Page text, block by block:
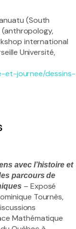
(South
international
Université,
et-journee/dessins-
avec l’histoire et
parcours de
– Exposé
Tournès,
Mathématique